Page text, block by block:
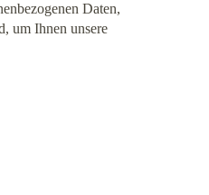
Daten,
um Ihnen unsere